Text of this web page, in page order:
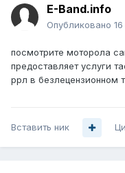
E-Band.info
Опубликовано
посмотрите моторола
предоставляет услуги
ррл в безлецензионном
Вставить ник